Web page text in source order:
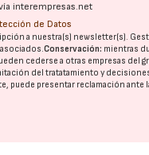
interempresas.net
de Datos
a nuestra(s) newsletter(s).
Conservación: mientras
cederse a otras empresas del
del tratatamiento y
puede presentar reclamación ante